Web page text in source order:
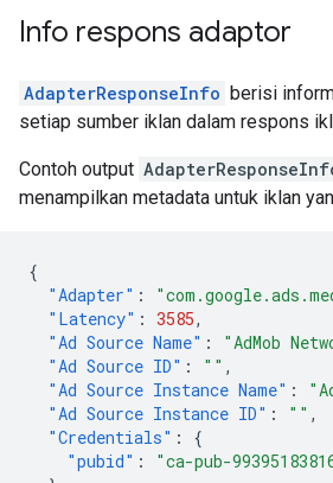
Info respons adaptor
AdapterResponseInfo berisi
setiap sumber iklan dalam respons
Contoh output
menampilkan metadata untuk iklan
{
"Adapter" :
"Latency" : 3585,
"Ad Source Name" : "AdMob
"Ad Source ID" : "" ,
"Ad Source Instance Name" :
"Ad Source Instance ID" : "" ,
"Credentials" :
{
"pubid" :
"ca-pub-